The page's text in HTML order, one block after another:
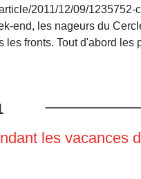
2011/12/09/1235752-
end, les nageurs du
les fronts. Tout d'abord les
les vacances